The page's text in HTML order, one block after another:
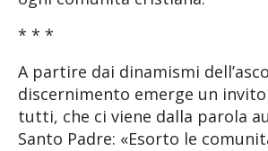
* * *
A partire dai dinamismi
discernimento emerge un
tutti, che ci viene dalla parola
Santo Padre: «Esorto le